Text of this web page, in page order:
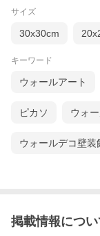
サイズ
30x30cm
キーワード
ウォールアート
ピカソ ウォ
ウォールデコ壁装
掲載情報につい